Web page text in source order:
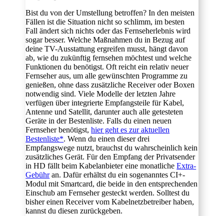
Bist du von der Umstellung betroffen? In den meisten
Fällen ist die Situation nicht so schlimm, im besten
Fall ändert sich nichts oder das Fernseherlebnis wird
sogar besser. Welche Maßnahmen du in Bezug auf
deine TV-Ausstattung ergreifen musst, hängt davon
ab, wie du zukünftig fernsehen möchtest und welche
Funktionen du benötigst. Oft reicht ein relativ neuer
Fernseher aus, um alle gewünschten Programme zu
genießen, ohne dass zusätzliche Receiver oder Boxen
notwendig sind. Viele Modelle der letzten Jahre
verfügen über integrierte Empfangsteile für Kabel,
Antenne und Satellit, darunter auch alle getesteten
Geräte in der Bestenliste. Falls du einen neuen
Fernseher benötigst,hier geht es zur aktuellen
Bestenliste*. Wenn du einen dieser drei
Empfangswege nutzt, brauchst du wahrscheinlich kein
zusätzliches Gerät. Für den Empfang der Privatsender
in HD fällt beim Kabelanbieter eine monatlicheExtra-
Gebühran. Dafür erhältst du ein sogenanntes CI+-
Modul mit Smartcard, die beide in den entsprechenden
Einschub am Fernseher gesteckt werden. Solltest du
bisher einen Receiver vom Kabelnetzbetreiber haben,
kannst du diesen zurückgeben.